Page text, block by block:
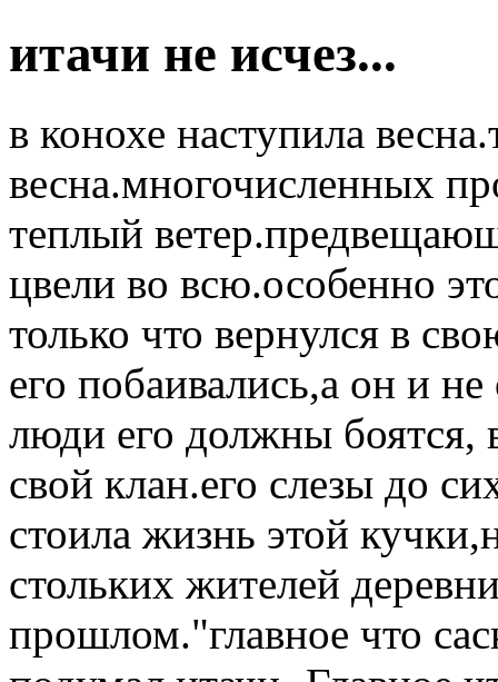
итачи не исчез...
в конохе наступила
весна.многочисленных
теплый
цвели во всю.особенно
только что вернулся в
его побаивались,а он и
люди его должны боятся,
свой клан.его слезы до
стоила жизнь этой
стольких жителей
прошлом."главное что